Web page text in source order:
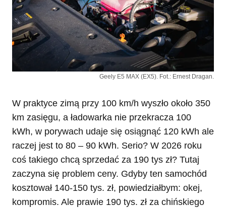
Geely E5 MAX (EX5). Fot.: Ernest Dragan.
W praktyce zimą przy 100 km/h wyszło około 350
km zasięgu, a ładowarka nie przekracza 100
kWh, w porywach udaje się osiągnąć 120 kWh ale
raczej jest to 80 – 90 kWh. Serio? W 2026 roku
coś takiego chcą sprzedać za 190 tys zł? Tutaj
zaczyna się problem ceny. Gdyby ten samochód
kosztował 140-150 tys. zł, powiedziałbym: okej,
kompromis. Ale prawie 190 tys. zł za chińskiego